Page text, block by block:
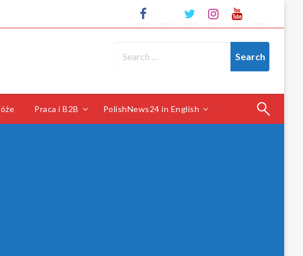
Praca i B2B PolishNews24 in English